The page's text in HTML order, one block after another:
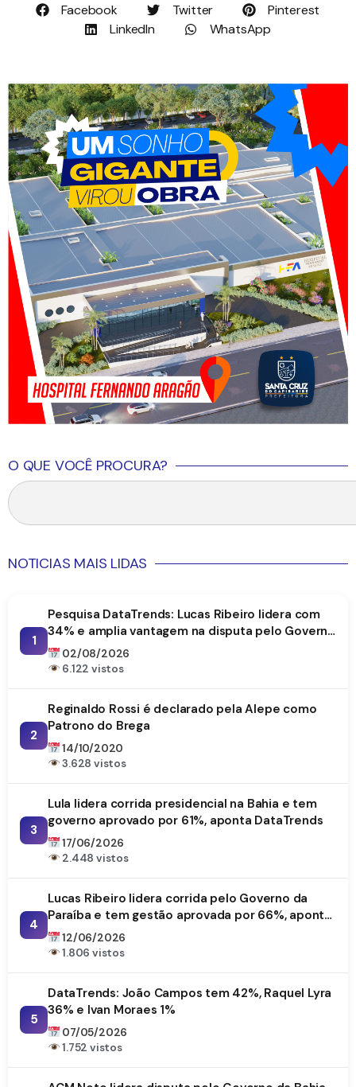
Facebook Twitter
Pinterest
LinkedIn
WhatsApp
O QUE VOCÊ PROCURA?
NOTICIAS MAIS LIDAS
1
Pesquisa DataTrends: Lucas Ribeiro lidera com
34% e amplia vantagem na disputa pelo Governo
da Paraíba
02/08/2026
6.122 vistos
2
Reginaldo Rossi é declarado pela Alepe como
Patrono do Brega
14/10/2020
3.628 vistos
3
Lula lidera corrida presidencial na Bahia e tem
governo aprovado por 61%, aponta DataTrends
17/06/2026
2.448 vistos
4
Lucas Ribeiro lidera corrida pelo Governo da
Paraíba e tem gestão aprovada por 66%, aponta
DataTrends
12/06/2026
1.806 vistos
5
DataTrends: João Campos tem 42%, Raquel Lyra
36% e Ivan Moraes 1%
07/05/2026
1.752 vistos